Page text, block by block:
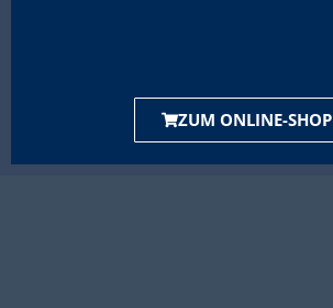
ZUM ONLINE-SHOP